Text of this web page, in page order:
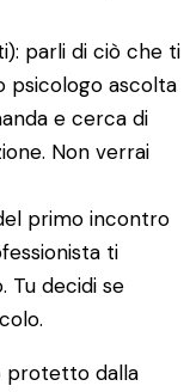
parli di ciò che ti
psicologo ascolta
e cerca di
Non verrai
primo incontro
ti
Tu decidi se
protetto dalla